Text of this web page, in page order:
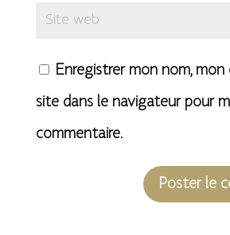
Enregistrer mon nom,
site dans le navigateur pour
commentaire.